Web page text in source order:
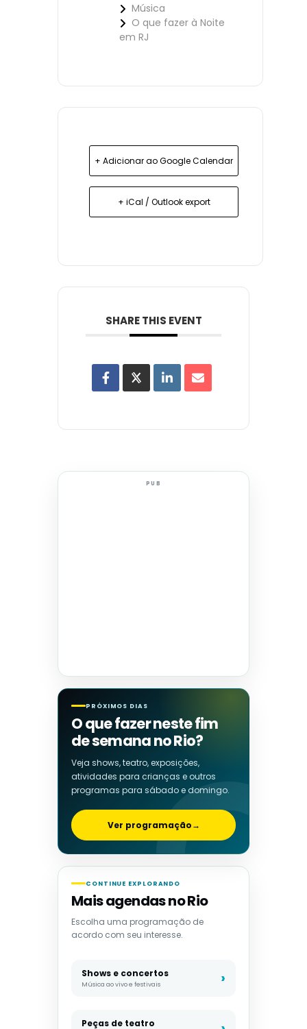
Música
O que fazer à Noite
em RJ
+ Adicionar ao Google Calendar
+ iCal / Outlook export
SHARE THIS EVENT
PUB
PRÓXIMOS DIAS
O que fazer neste fim
de semana no Rio?
Veja shows, teatro, exposições,
atividades para crianças e outros
programas para sábado e domingo.
Ver programação→
CONTINUE EXPLORANDO
Mais agendas no Rio
Escolha uma programação de
acordo com seu interesse.
Shows e concertos
Música ao vivo e festivais
Peças de teatro